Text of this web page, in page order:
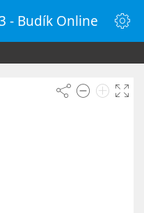
- Budík Online